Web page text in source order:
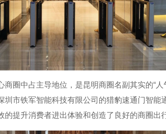
圈中占主导地位，是昆明商圈名副其实的“人
圳市铁军智能科技有限公司的猎豹速通门智能
提升消费者进出体验和创造了良好的商圈出